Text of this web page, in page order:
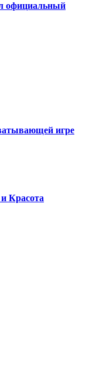
официальный
игре
Кpacoтa